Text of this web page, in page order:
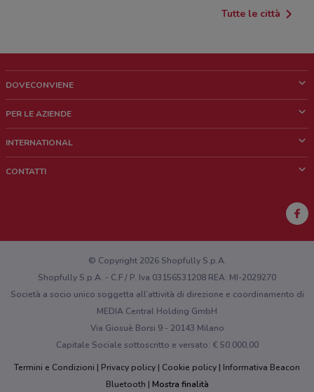
Tutte le città
DOVECONVIENE
Chi siamo
Lavora con noi
PER LE AZIENDE
Richieste commerciali e marketing
INTERNATIONAL
CONTATTI
Hai un malfunzionamento sul web o sull'app?
© Copyright 2026 Shopfully S.p.A.
Shopfully S.p.A. - C.F / P. Iva 03156531208 REA: MI-2029270
Società a socio unico soggetta all’attività di direzione e coordinamento di
MEDIA Central Holding GmbH
Via Giosuè Borsi 9 - 20143 Milano
Capitale Sociale sottoscritto e versato: € 50.000,00
Termini e Condizioni
Privacy policy Cookie policy
Informativa Beacon
Bluetooth
Mostra finalità